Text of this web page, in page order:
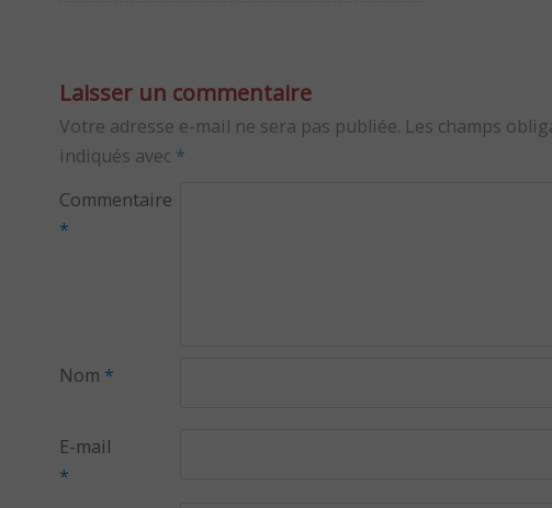
Laisser un commentaire
Votre adresse e-mail ne sera pas publiée. Les champs
indiqués avec *
Commentaire
*
Nom *
E-mail
*